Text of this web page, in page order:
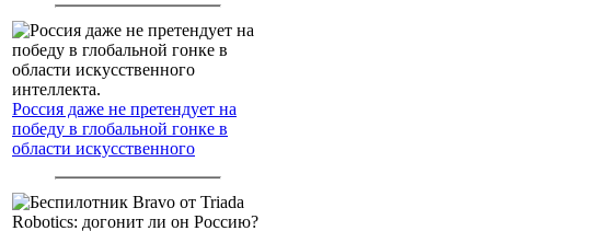
Россия даже не претендует на
победу в глобальной гонке в
области искусственного